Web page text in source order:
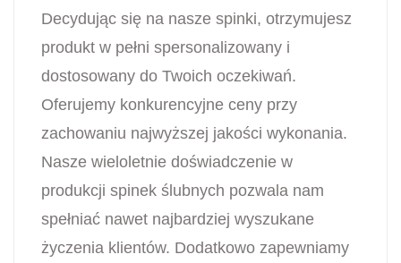
Decydując się na nasze spinki, otrzymujesz
produkt w pełni spersonalizowany i
dostosowany do Twoich oczekiwań.
Oferujemy konkurencyjne ceny przy
zachowaniu najwyższej jakości wykonania.
Nasze wieloletnie doświadczenie w
produkcji spinek ślubnych pozwala nam
spełniać nawet najbardziej wyszukane
życzenia klientów. Dodatkowo zapewniamy